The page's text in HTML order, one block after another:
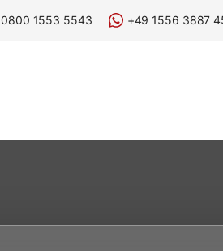
0800 1553 5543 +49 1556 3887